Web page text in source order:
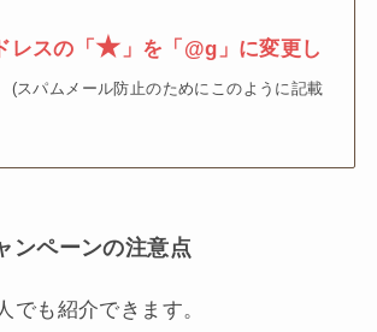
レスの「 ★ 」を「@g」に変更し
(スパムメール防止のためにこのように記載
ンペーンの注意点
でも紹介できます。